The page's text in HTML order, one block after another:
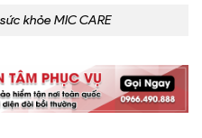
khỏe MIC CARE